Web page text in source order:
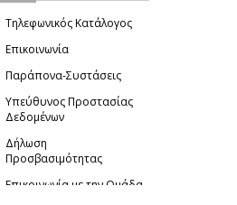
Τηλεφωνικός Κατάλογος
Επικοινωνία
Παράπονα-Συστάσεις
Υπεύθυνος Προστασίας
Δεδομένων
Δήλωση
Προσβασιμότητας
Επικοινωνία με την Ομάδα